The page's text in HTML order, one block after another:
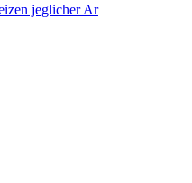
jeglicher Ar